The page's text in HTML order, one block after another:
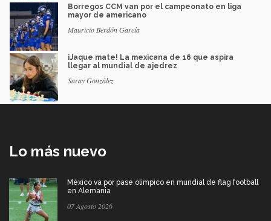
Borregos CCM van por el campeonato en liga
mayor de americano
Mauricio Berdón García
¡Jaque mate! La mexicana de 16 que aspira
llegar al mundial de ajedrez
Saray González
Lo más nuevo
México va por pase olímpico en mundial de flag football
en Alemania
07 Agosto 2026